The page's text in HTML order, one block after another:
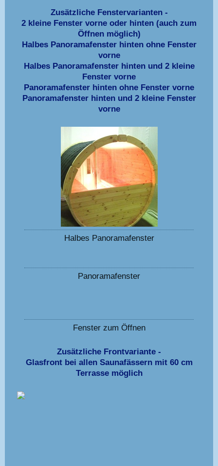
Zusätzliche Fenstervarianten -
2 kleine Fenster vorne oder hinten (auch zum
Öffnen möglich)
Halbes Panoramafenster hinten ohne Fenster
vorne
Halbes Panoramafenster hinten und 2 kleine
Fenster vorne
Panoramafenster hinten ohne Fenster vorne
Panoramafenster hinten und 2 kleine Fenster
vorne
Halbes Panoramafenster
Panoramafenster
Fenster zum Öffnen
Zusätzliche Frontvariante -
Glasfront bei allen Saunafässern mit 60 cm
Terrasse möglich